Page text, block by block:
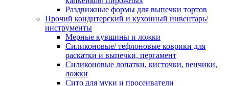
Раздвижные формы для выпечки тортов
Прочий кондитерский и кухонный инвентарь/
инструменты
Мерные кувшины и ложки
Силиконовые/ тефлоновые коврики для
раскатки и выпечки, пергамент
Силиконовые лопатки, кисточки, венчики,
ложки
Сито для муки и просеиватели